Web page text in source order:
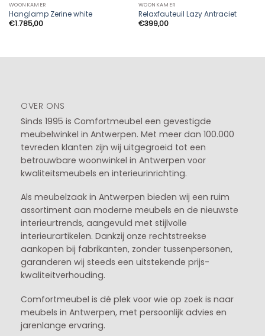
WOONKAMER
Hanglamp Zerine white
€1.785,00
WOONKAMER
Relaxfauteuil Lazy Antraciet
€399,00
OVER ONS
Sinds 1995 is Comfortmeubel een gevestigde
meubelwinkel in Antwerpen. Met meer dan 100.000
tevreden klanten zijn wij uitgegroeid tot een
betrouwbare woonwinkel in Antwerpen voor
kwaliteitsmeubels en interieurinrichting.
Als meubelzaak in Antwerpen bieden wij een ruim
assortiment aan moderne meubels en de nieuwste
interieurtrends, aangevuld met stijlvolle
interieurartikelen. Dankzij onze rechtstreekse
aankopen bij fabrikanten, zonder tussenpersonen,
garanderen wij steeds een uitstekende prijs-
kwaliteitverhouding.
Comfortmeubel is dé plek voor wie op zoek is naar
meubels in Antwerpen, met persoonlijk advies en
jarenlange ervaring.